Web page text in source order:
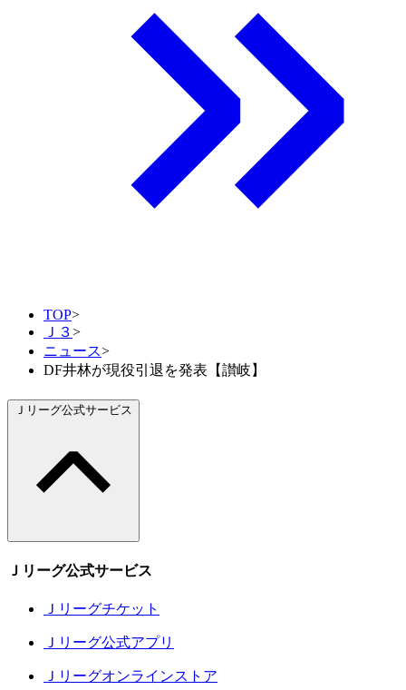
TOP>
Ｊ３>
ニュース>
DF井林が現役引退を発表【讃岐】
Ｊリーグ公式サービス
Ｊリーグ公式サービス
Ｊリーグチケット
Ｊリーグ公式アプリ
Ｊリーグオンラインストア